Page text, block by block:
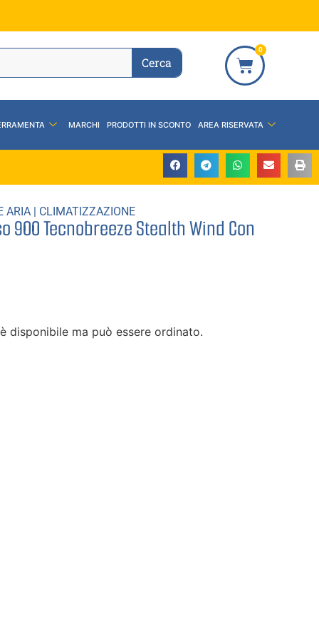
Cerca
0
MARCHI PRODOTTI IN SCONTO AREA RISERVATA
ARIA | CLIMATIZZAZIONE
900 Tecnobreeze Stealth Wind Con
disponibile ma può essere ordinato.